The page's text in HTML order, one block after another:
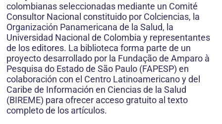
colombianas seleccionadas mediante un Comité
Consultor Nacional constituido por Colciencias, la
Organización Panamericana de la Salud, la
Universidad Nacional de Colombia y representantes
de los editores. La biblioteca forma parte de un
proyecto desarrollado por la Fundação de Amparo à
Pesquisa do Estado de São Paulo (FAPESP) en
colaboración con el Centro Latinoamericano y del
Caribe de Información en Ciencias de la Salud
(BIREME) para ofrecer acceso gratuito al texto
completo de los artículos.